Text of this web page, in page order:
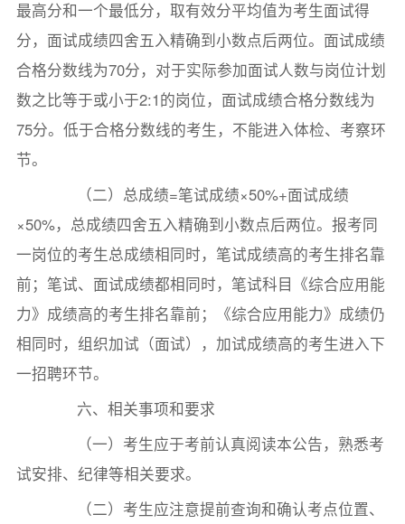
最高分和一个最低分，取有效分平均值为考生面试得
分，面试成绩四舍五入精确到小数点后两位。面试成绩
合格分数线为70分，对于实际参加面试人数与岗位计划
数之比等于或小于2:1的岗位，面试成绩合格分数线为
75分。低于合格分数线的考生，不能进入体检、考察环
节。
（二）总成绩=笔试成绩×50%+面试成绩
×50%，总成绩四舍五入精确到小数点后两位。报考同
一岗位的考生总成绩相同时，笔试成绩高的考生排名靠
前；笔试、面试成绩都相同时，笔试科目《综合应用能
力》成绩高的考生排名靠前；《综合应用能力》成绩仍
相同时，组织加试（面试），加试成绩高的考生进入下
一招聘环节。
六、相关事项和要求
（一）考生应于考前认真阅读本公告，熟悉考
试安排、纪律等相关要求。
（二）考生应注意提前查询和确认考点位置、